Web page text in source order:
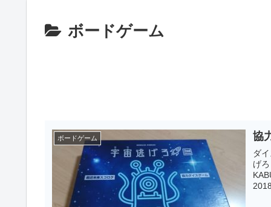
ボードゲーム
ボードゲーム 協
ダイス
げ
KABUKI 2019年秋のゲームマーケッ